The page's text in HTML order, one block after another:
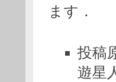
ます．
投稿
遊星